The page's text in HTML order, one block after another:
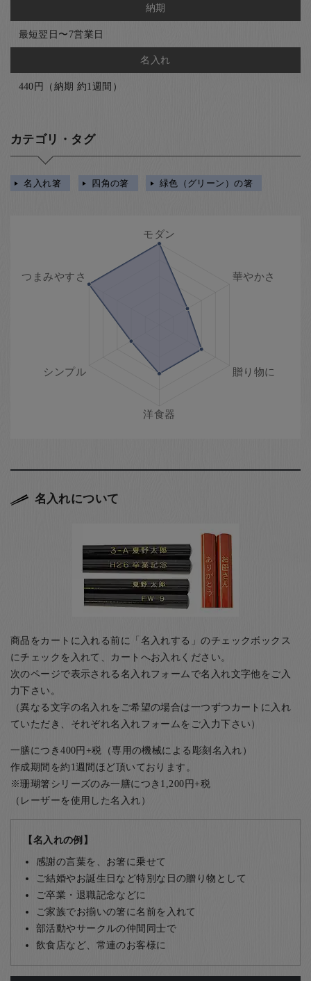
納期
最短翌日〜7営業日
名入れ
440円（納期 約1週間）
カテゴリ・タグ
名入れ箸 四角の箸 緑色（グリーン）の箸
名入れについて
商品をカートに入れる前に「名入れする」のチェックボックス
にチェックを入れて、カートへお入れください。
次のページで表示される名入れフォームで名入れ文字他をご入
力下さい。
（異なる文字の名入れをご希望の場合は一つずつカートに入れ
ていただき、それぞれ名入れフォームをご入力下さい）
一膳につき400円+税（専用の機械による彫刻名入れ）
作成期間を約1週間ほど頂いております。
※珊瑚箸シリーズのみ一膳につき1,200円+税
（レーザーを使用した名入れ）
【名入れの例】
感謝の言葉を、お箸に乗せて
ご結婚やお誕生日など特別な日の贈り物として
ご卒業・退職記念などに
ご家族でお揃いの箸に名前を入れて
部活動やサークルの仲間同士で
飲食店など、常連のお客様に